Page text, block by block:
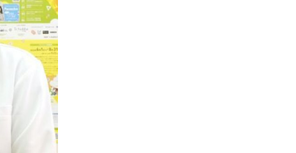
【まったり楽しみたい】
【道央のお気に入りを見つけたい】
【道東のお気に入りを見つけたい】